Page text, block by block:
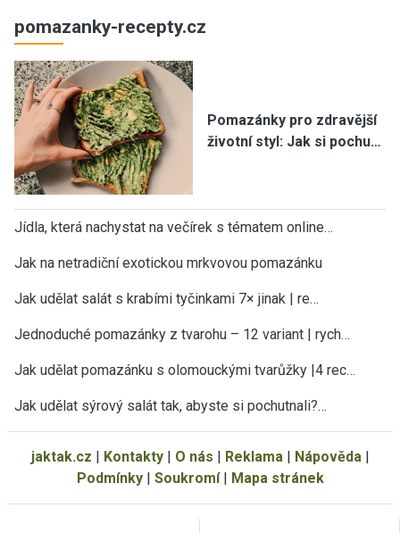
pomazanky-recepty.cz
Pomazánky pro zdravější
životní styl: Jak si pochu…
Jídla, která nachystat na večírek s tématem online…
Jak na netradiční exotickou mrkvovou pomazánku
Jak udělat salát s krabími tyčinkami 7× jinak | re…
Jednoduché pomazánky z tvarohu – 12 variant | rych…
Jak udělat pomazánku s olomouckými tvarůžky |4 rec…
Jak udělat sýrový salát tak, abyste si pochutnali?…
jaktak.cz | Kontakty| O nás | Reklama | Nápověda |
Podmínky| Soukromí| Mapa stránek